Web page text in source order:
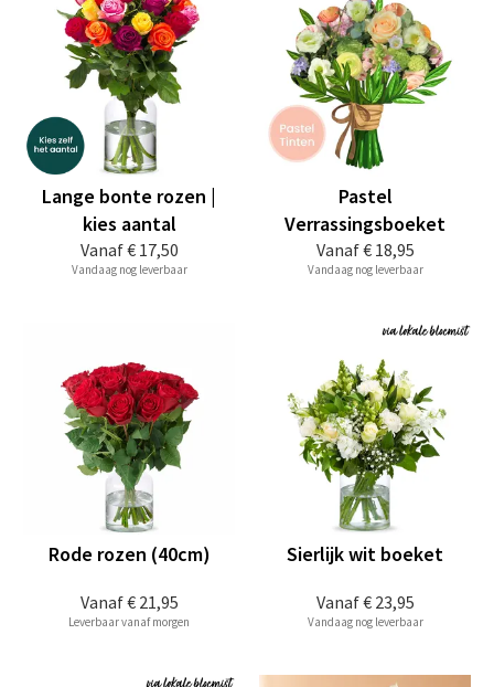
Vanaf€ 17,50
Lange bonte rozen |
kies aantal
Vandaag nog leverbaar
Vanaf€ 18,95
Pastel
Verrassingsboeket
Vandaag nog leverbaar
Vanaf€ 21,95
Rode rozen (40cm)
Leverbaar vanaf morgen
Vanaf€ 23,95
Sierlijk wit boeket
Vandaag nog leverbaar